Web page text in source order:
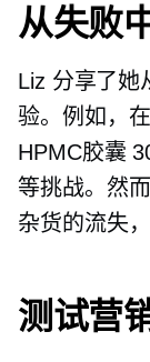
从失败
Liz 分享了她
验。例如，
HPMC胶囊
等挑战。然
杂货的流失
测试营